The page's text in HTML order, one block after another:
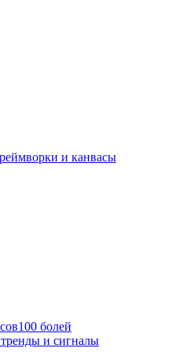
и канвасы
100 болей
и сигналы